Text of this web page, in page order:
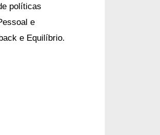
políticas
e
e Equilíbrio.